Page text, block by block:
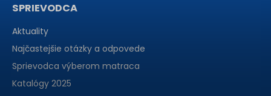
SPRIEVODCA
Aktuality
Najčastejšie otázky a odpovede
Sprievodca výberom matraca
Katalógy 2025